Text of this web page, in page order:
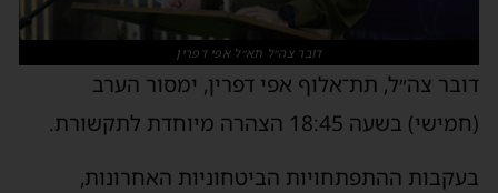
דובר צה״ל תא״ל אפי דפרין
דובר צה״ל, תת־אלוף אפי דפרין, ימסור הערב
(חמישי) בשעה 18:45 הצהרה מיוחדת לתקשורת.
בעקבות ההתפתחויות הביטחוניות האחרונות,